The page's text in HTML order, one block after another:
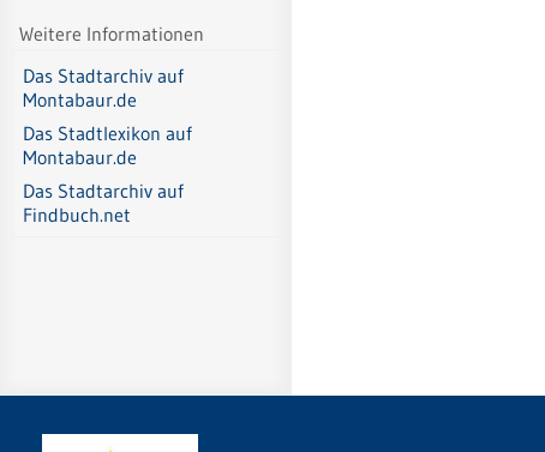
Weitere Informationen
Das Stadtarchiv auf
Montabaur.de
Das Stadtlexikon auf
Montabaur.de
Das Stadtarchiv auf
Findbuch.net